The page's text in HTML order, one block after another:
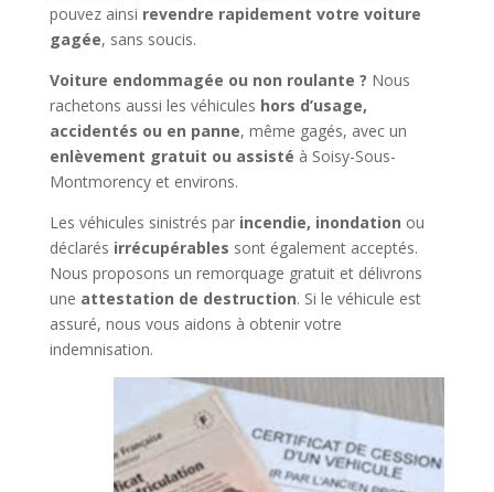
pouvez ainsi revendre rapidement votre voiture
gagée, sans soucis.
Voiture endommagée ou non roulante ? Nous
rachetons aussi les véhicules hors d’usage,
accidentés ou en panne, même gagés, avec un
enlèvement gratuit ou assisté à Soisy-Sous-
Montmorency et environs.
Les véhicules sinistrés par incendie, inondation ou
déclarés irrécupérables sont également acceptés.
Nous proposons un remorquage gratuit et délivrons
une attestation de destruction. Si le véhicule est
assuré, nous vous aidons à obtenir votre
indemnisation.